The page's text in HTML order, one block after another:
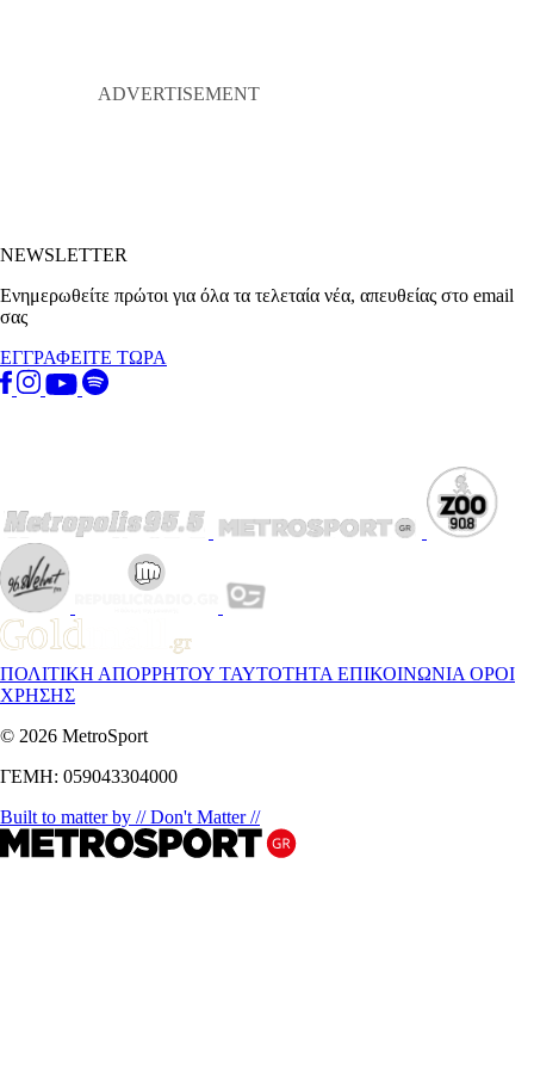
NEWSLETTER
Ενημερωθείτε πρώτοι για όλα τα τελεταία νέα, απευθείας στο email
σας
ΕΓΓΡΑΦΕΙΤΕ ΤΩΡΑ
ΠΟΛΙΤΙΚΗ ΑΠΟΡΡΗΤΟΥ ΤΑΥΤΟΤΗΤΑ ΕΠΙΚΟΙΝΩΝΙΑ ΟΡΟΙ
ΧΡΗΣΗΣ
© 2026 MetroSport
ΓΕΜΗ: 059043304000
Built to matter by // Don't Matter //